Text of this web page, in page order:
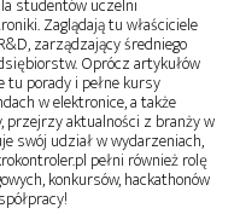
Zaglądają tu właściciele
zarządzający średniego
Oprócz artykułów
porady i pełne kursy
w elektronice, a także
przejrzy aktualności z branży w
swój udział w wydarzeniach,
pełni również rolę
konkursów, hackathonów